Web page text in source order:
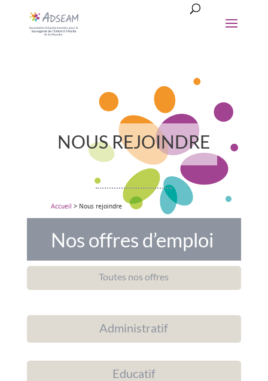
NOUS REJOINDRE
Accueil > Nous rejoindre
Nos offres d’emploi
Toutes nos offres
Administratif
Educatif